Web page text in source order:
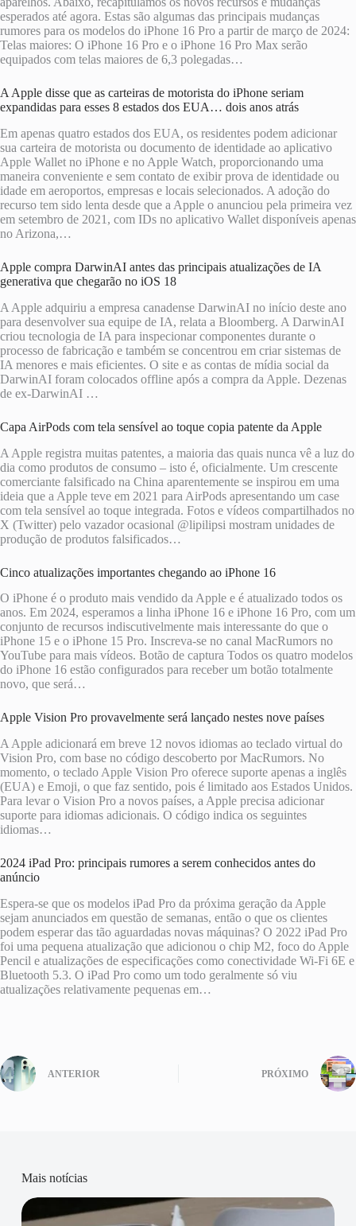
esperados até agora. Estas são algumas das principais mudanças
rumores para os modelos do iPhone 16 Pro a partir de março de 2024:
Telas maiores: O iPhone 16 Pro e o iPhone 16 Pro Max serão
equipados com telas maiores de 6,3 polegadas…
A Apple disse que as carteiras de motorista do iPhone seriam
expandidas para esses 8 estados dos EUA… dois anos atrás
Em apenas quatro estados dos EUA, os residentes podem adicionar
sua carteira de motorista ou documento de identidade ao aplicativo
Apple Wallet no iPhone e no Apple Watch, proporcionando uma
maneira conveniente e sem contato de exibir prova de identidade ou
idade em aeroportos, empresas e locais selecionados. A adoção do
recurso tem sido lenta desde que a Apple o anunciou pela primeira vez
em setembro de 2021, com IDs no aplicativo Wallet disponíveis apenas
no Arizona,…
Apple compra DarwinAI antes das principais atualizações de IA
generativa que chegarão no iOS 18
A Apple adquiriu a empresa canadense DarwinAI no início deste ano
para desenvolver sua equipe de IA, relata a Bloomberg. A DarwinAI
criou tecnologia de IA para inspecionar componentes durante o
processo de fabricação e também se concentrou em criar sistemas de
IA menores e mais eficientes. O site e as contas de mídia social da
DarwinAI foram colocados offline após a compra da Apple. Dezenas
de ex-DarwinAI …
Capa AirPods com tela sensível ao toque copia patente da Apple
A Apple registra muitas patentes, a maioria das quais nunca vê a luz do
dia como produtos de consumo – isto é, oficialmente. Um crescente
comerciante falsificado na China aparentemente se inspirou em uma
ideia que a Apple teve em 2021 para AirPods apresentando um case
com tela sensível ao toque integrada. Fotos e vídeos compartilhados no
X (Twitter) pelo vazador ocasional @lipilipsi mostram unidades de
produção de produtos falsificados…
Cinco atualizações importantes chegando ao iPhone 16
O iPhone é o produto mais vendido da Apple e é atualizado todos os
anos. Em 2024, esperamos a linha iPhone 16 e iPhone 16 Pro, com um
conjunto de recursos indiscutivelmente mais interessante do que o
iPhone 15 e o iPhone 15 Pro. Inscreva-se no canal MacRumors no
YouTube para mais vídeos. Botão de captura Todos os quatro modelos
do iPhone 16 estão configurados para receber um botão totalmente
novo, que será…
Apple Vision Pro provavelmente será lançado nestes nove países
A Apple adicionará em breve 12 novos idiomas ao teclado virtual do
Vision Pro, com base no código descoberto por MacRumors. No
momento, o teclado Apple Vision Pro oferece suporte apenas a inglês
(EUA) e Emoji, o que faz sentido, pois é limitado aos Estados Unidos.
Para levar o Vision Pro a novos países, a Apple precisa adicionar
suporte para idiomas adicionais. O código indica os seguintes
idiomas…
2024 iPad Pro: principais rumores a serem conhecidos antes do
anúncio
Espera-se que os modelos iPad Pro da próxima geração da Apple
sejam anunciados em questão de semanas, então o que os clientes
podem esperar das tão aguardadas novas máquinas? O 2022 iPad Pro
foi uma pequena atualização que adicionou o chip M2, foco do Apple
Pencil e atualizações de especificações como conectividade Wi-Fi 6E e
Bluetooth 5.3. O iPad Pro como um todo geralmente só viu
atualizações relativamente pequenas em…
ANTERIOR PRÓXIMO
Mais notícias